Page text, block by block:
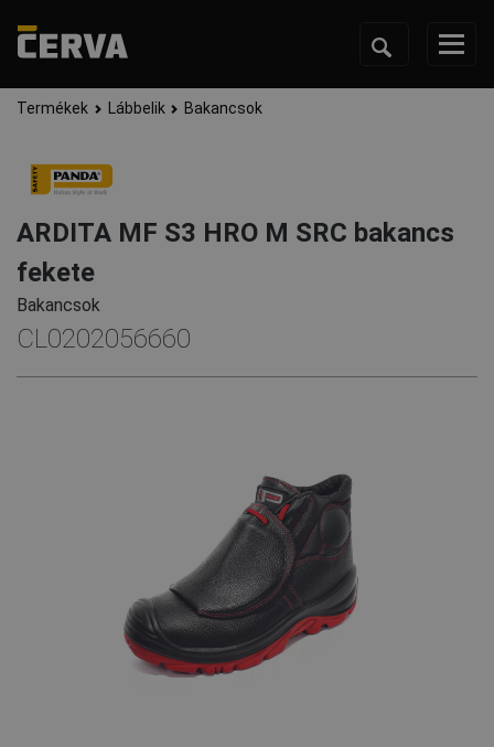
Termékek Lábbelik Bakancsok
ARDITA MF S3 HRO M SRC bakancs
fekete
Bakancsok
CL0202056660